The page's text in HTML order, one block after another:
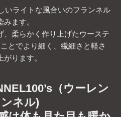
いライトな風合いのフランネル
ます。
、柔らかく作り上げたウーステ
とでより細く、繊細さと軽さ
ります。
100’s（ウーレン
ネル)